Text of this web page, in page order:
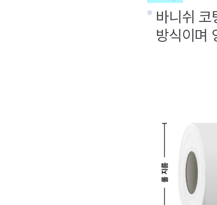
바니쉬 코
방식이며